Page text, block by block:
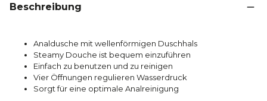
Beschreibung
Analdusche mit wellenförmigen Duschhals
Steamy Douche ist bequem einzuführen
Einfach zu benutzen und zu reinigen
Vier Öffnungen regulieren Wasserdruck
Sorgt für eine optimale Analreinigung